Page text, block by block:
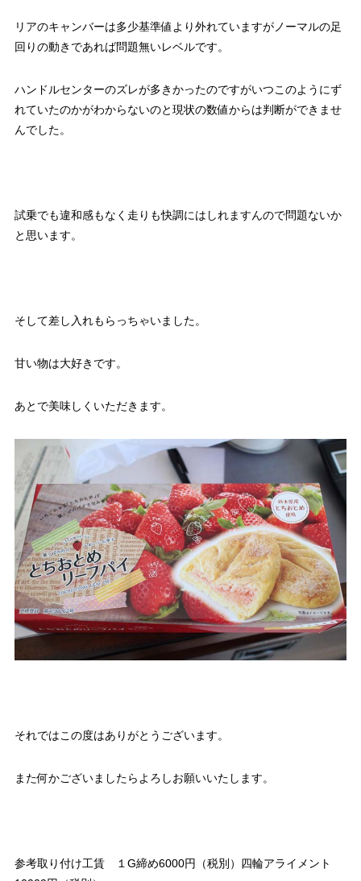
リアのキャンバーは多少基準値より外れていますがノーマルの足
回りの動きであれば問題無いレベルです。
ハンドルセンターのズレが多きかったのですがいつこのようにず
れていたのかがわからないのと現状の数値からは判断ができませ
んでした。
試乗でも違和感もなく走りも快調にはしれますんので問題ないか
と思います。
そして差し入れもらっちゃいました。
甘い物は大好きです。
あとで美味しくいただきます。
それではこの度はありがとうございます。
また何かございましたらよろしお願いいたします。
参考取り付け工賃 １G締め6000円（税別）四輪アライメント